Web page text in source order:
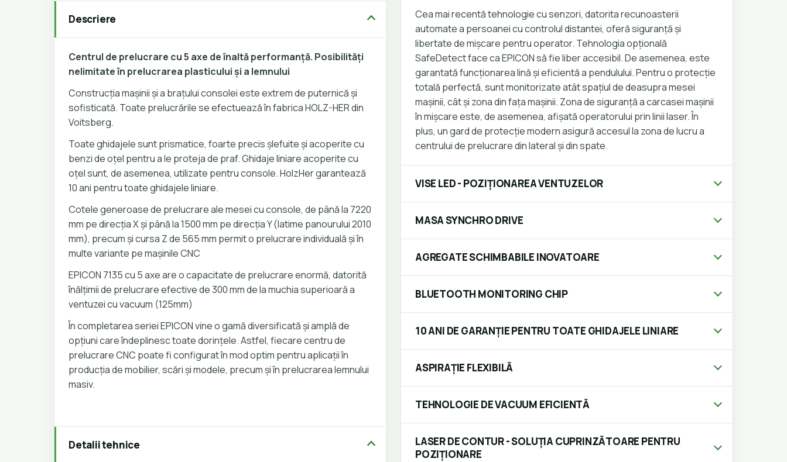
Descriere
Centrul de prelucrare cu 5 axe de înaltă performanță. Posibilități
nelimitate în prelucrarea plasticului și a lemnului
Construcția mașinii și a brațului consolei este extrem de puternică și
sofisticată. Toate prelucrările se efectuează în fabrica HOLZ-HER din
Voitsberg.
Toate ghidajele sunt prismatice, foarte precis șlefuite și acoperite cu
benzi de oțel pentru a le proteja de praf. Ghidaje liniare acoperite cu
oțel sunt, de asemenea, utilizate pentru console. HolzHer garantează
10 ani pentru toate ghidajele liniare.
Cotele generoase de prelucrare ale mesei cu console, de până la 7220
mm pe direcția X și până la 1500 mm pe direcția Y (latime panourului 2010
mm), precum și cursa Z de 565 mm permit o prelucrare individuală și în
multe variante pe mașinile CNC
EPICON 7135 cu 5 axe are o capacitate de prelucrare enormă, datorită
înălțimii de prelucrare efective de 300 mm de la muchia superioară a
ventuzei cu vacuum (125mm)
În completarea seriei EPICON vine o gamă diversificată și amplă de
opțiuni care îndeplinesc toate dorințele. Astfel, fiecare centru de
prelucrare CNC poate fi configurat în mod optim pentru aplicații în
producția de mobilier, scări și modele, precum și în prelucrarea lemnului
masiv.
Detalii tehnice
Cea mai recentă tehnologie cu senzori, datorita recunoasterii
automate a persoanei cu controlul distantei, oferă siguranță și
libertate de mișcare pentru operator. Tehnologia opțională
SafeDetect face ca EPICON să fie liber accesibil. De asemenea, este
garantată funcționarea lină și eficientă a pendulului. Pentru o protecție
totală perfectă, sunt monitorizate atât spațiul de deasupra mesei
mașinii, cât și zona din fața mașinii. Zona de siguranță a carcasei mașinii
în mișcare este, de asemenea, afișată operatorului prin linii laser. În
plus, un gard de protecție modern asigură accesul la zona de lucru a
centrului de prelucrare din lateral și din spate.
VISE LED - POZIȚIONAREA VENTUZELOR
MASA SYNCHRO DRIVE
AGREGATE SCHIMBABILE INOVATOARE
BLUETOOTH MONITORING CHIP
10 ANI DE GARANȚIE PENTRU TOATE GHIDAJELE LINIARE
ASPIRAȚIE FLEXIBILĂ
TEHNOLOGIE DE VACUUM EFICIENTĂ
LASER DE CONTUR - SOLUȚIA CUPRINZĂTOARE PENTRU
POZIȚIONARE